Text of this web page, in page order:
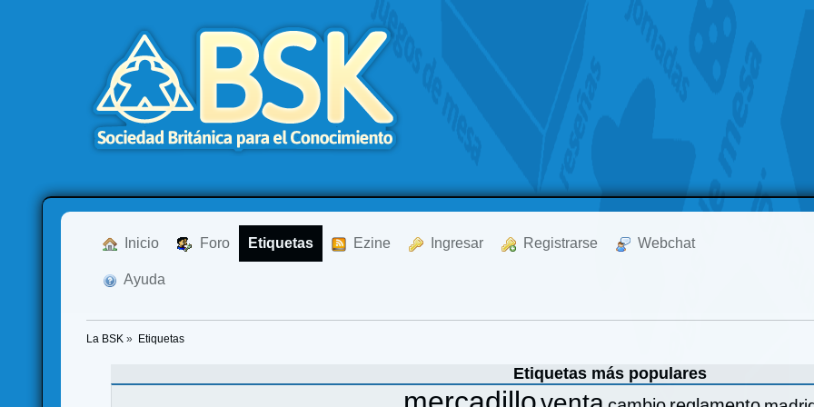
Inicio Foro Etiquetas Ezine Ingresar Registrarse Webchat
Ayuda
La BSK » Etiquetas
Etiquetas más populares